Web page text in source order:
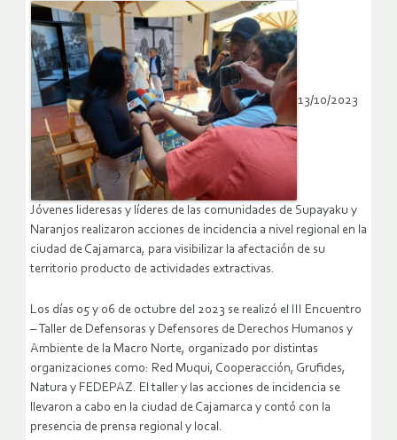
13/10/2023
Jóvenes lideresas y líderes de las comunidades de Supayaku y
Naranjos realizaron acciones de incidencia a nivel regional en la
ciudad de Cajamarca, para visibilizar la afectación de su
territorio producto de actividades extractivas.
Los días 05 y 06 de octubre del 2023 se realizó el III Encuentro
– Taller de Defensoras y Defensores de Derechos Humanos y
Ambiente de la Macro Norte, organizado por distintas
organizaciones como: Red Muqui, Cooperacción, Grufides,
Natura y FEDEPAZ. El taller y las acciones de incidencia se
llevaron a cabo en la ciudad de Cajamarca y contó con la
presencia de prensa regional y local.